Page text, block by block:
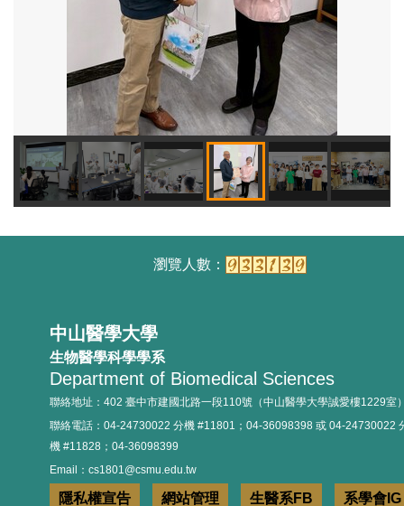
114.09.24實習經驗分享
114.09.25實習座談會
114年新生定錨活動
中山醫學大學
生物醫學科學學系
Department of Biomedical Sciences
聯絡地址：402 臺中市建國北路一段110號（中山醫學大學誠愛樓1229室
聯絡電話：04-24730022 分機 #11801；04-36098398 或 04-24730022
機 #11828；04-36098399
Email：cs1801@csmu.edu.tw
隱私權宣告 網站管理 生醫系FB 系學會IG